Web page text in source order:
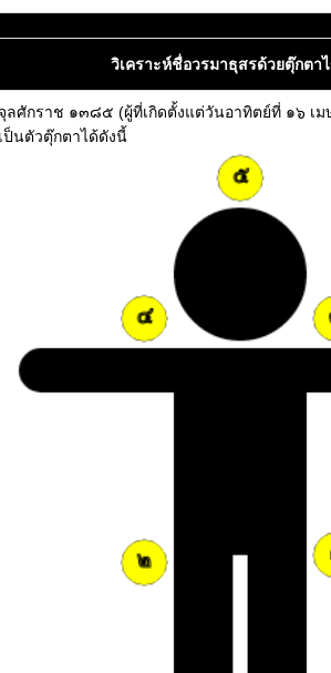
วิเคราะห์ชื่อวรมาธุสรด้วยตุ๊กตา
ศักราช ๑๓๘๕ (ผู้ที่เกิดตั้งแต่วันอาทิตย์ที่ ๑๖
ป็นตัวตุ๊กตาได้ดังนี้